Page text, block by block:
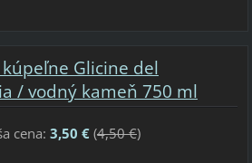
Glicine del
/ vodný kameň 750 ml
cena: 3,50 €(4,50 €)